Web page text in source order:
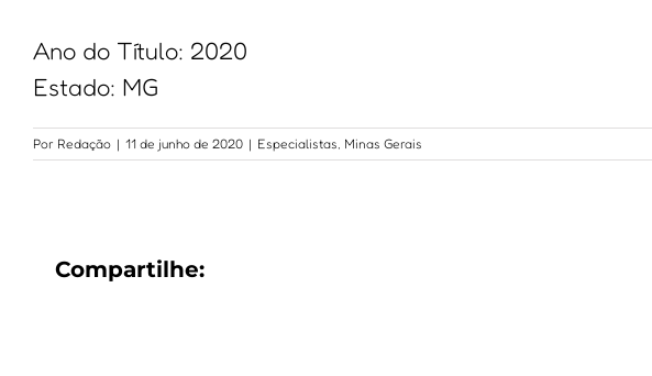
Ano do Título: 2020
Estado: MG
Por Redação | 11 de junho de 2020 | Especialistas, Minas Gerais
Compartilhe: